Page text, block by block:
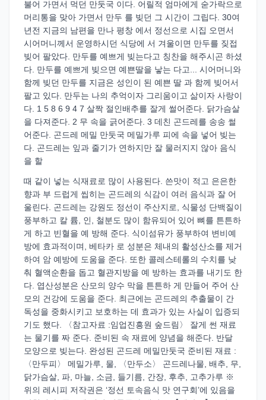
불어 가면서 먹던 만둣국 이다. 어릴적 엄마에게 숟가락으로
머리통을 맞아 가면서 만두 를 빚던 그 시간이 그립다. 30여
년전 지금의 남편을 만나 평창 에서 정선으로 시집 오면서
시어머니께서 운영하시던 식당에 서 겨울이면 만두를 짖접
빚어 팔았다. 만두를 예쁘게 빚는다고 칭찬을 해주시곤 하셨
다. 만두를 예쁘게 빚으면 예쁜딸을 낳는 다고... 시어머니와
함께 빚던 만두를 지금은 성인이 된 예쁜 딸 과 함께 빚어서
팔고 있다. 만두는 나의 추억이자 그리움이고 삶이자 사랑이
다. 1 5 8 6 9 4 7 살짝 절인배추를 잘게 썰어준다. 닭가슴살
을 다져준다. 2 무 속을 긁어준다. 3 데친 곤드레를 송송 썰
어준다. 곤드레 메밀 만둣국 메밀가루 피에 속을 넣어 빚는
다. 곤드레는 잎과 줄기가 연하지만 잘 물러지지 않아 음식
을 할
때 같이 넣는 식재료로 많이 사용된다. 쓴맛이 적고 은은한
향과 부 드럽게 씹히는 곤드레의 식감이 여러 음식과 잘 어
울린다. 곤드레는 강원도 정선이 주산지로, 식물성 단백질이
풍부하고 칼 륨, 인, 철분도 많이 함유되어 있어 뼈를 튼튼하
게 하고 빈혈을 예 방해 준다. 식이섬유가 풍부하여 변비예
방에 효과적이며, 베타카 로 성분은 체내의 활성산소를 제거
하여 암 예방에 도움을 준다. 또한 콜레스테롤의 수치를 낮
춰 혈액순환을 돕고 혈관지방을 예 방하는 효과를 내기도 한
다. 엽산성분은 산모의 양수 막을 튼튼하 게 만들어 주어 산
모의 건강에 도움을 준다. 최근에는 곤드레의 추출물이 간
독성을 중화시키고 보호하는 데 효과가 있는 사실이 입증되
기도 했다. 〈참고자료 :임업진흥원 숲드림〉 잘게 썬 재료
는 물기를 짜 준다. 준비된 속 재료에 양념을 해준다. 반달
모양으로 빚는다. 완성된 곤드레 메밀만둣국 준비된 재료 :
〈만두피〉 메밀가루, 물, 〈만두소〉 곤드레나물, 배추, 무,
닭가슴살, 파, 마늘, 소금, 들기름, 간장, 후추, 고추가루 ※
위의 레시피 저작권은 ‘정선 토속음식 맛 연구회’에 있음을